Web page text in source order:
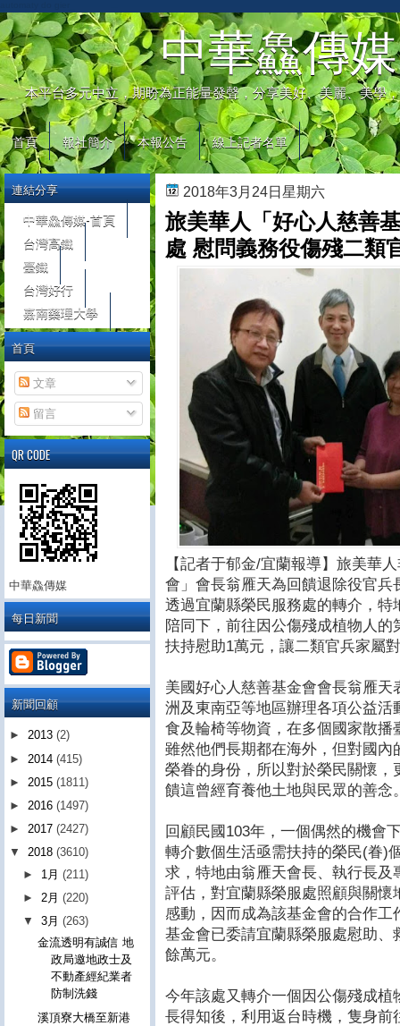
中華鱻傳媒
本平台多元中立，期盼為正能量發聲，分享美好、美麗、美學
首頁 報社簡介 本報公告 線上記者名單
2018年3月24日星期六
旅美華人「好心人慈善
處 慰問義務役傷殘二類
【記者于郁金/宜蘭報導】旅美華
會」會長翁雁天為回饋退除役官
透過宜蘭縣榮民服務處的轉介，
陪同下，前往因公傷殘成植物人
扶持慰助1萬元，讓二類官兵家屬
美國好心人慈善基金會會長翁雁
洲及東南亞等地區辦理各項公益
食及輪椅等物資，在多個國家散
雖然他們長期都在海外，但對國
榮眷的身份，所以對於榮民關懷
饋這曾經育養他土地與民眾的善念
回顧民國103年，一個偶然的機會
轉介數個生活亟需扶持的榮民(眷)
求，特地由翁雁天會長、執行長
評估，對宜蘭縣榮服處照顧與關
感動，因而成為該基金會的合作
基金會已委請宜蘭縣榮服處慰助
餘萬元。
今年該處又轉介一個因公傷殘成
長得知後，利用返台時機，隻身
連結分享
中華鱻傳媒-首頁
台灣高鐵
臺鐵
台灣好行
嘉南藥理大學
首頁
文章
留言
QR CODE
中華鱻傳媒
每日新聞
新聞回顧
► 2013 (2)
► 2014 (415)
► 2015 (1811)
► 2016 (1497)
► 2017 (2427)
▼ 2018 (3610)
► 1月(211)
► 2月(220)
▼3月(263)
金流透明有誠信 地
政局邀地政士及
不動產經紀業者
防制洗錢
溪頂寮大橋至新港